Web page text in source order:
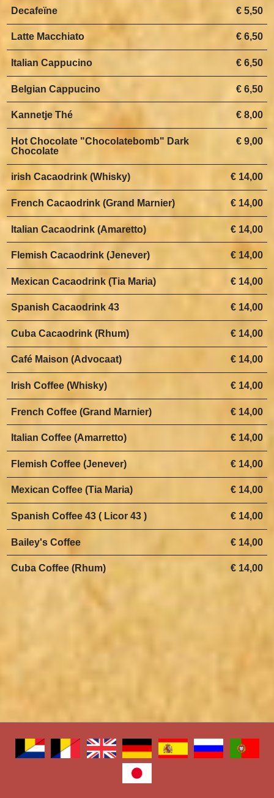
€ 5,50
Decafeïne
€ 6,50
Latte Macchiato
€ 6,50
Italian Cappucino
€ 6,50
Belgian Cappucino
€ 8,00
Kannetje Thé
€ 9,00
Hot Chocolate "Chocolatebomb" Dark
Chocolate
€ 14,00
irish Cacaodrink (Whisky)
€ 14,00
French Cacaodrink (Grand Marnier)
€ 14,00
Italian Cacaodrink (Amaretto)
€ 14,00
Flemish Cacaodrink (Jenever)
€ 14,00
Mexican Cacaodrink (Tia Maria)
€ 14,00
Spanish Cacaodrink 43
€ 14,00
Cuba Cacaodrink (Rhum)
€ 14,00
Café Maison (Advocaat)
€ 14,00
Irish Coffee (Whisky)
€ 14,00
French Coffee (Grand Marnier)
€ 14,00
Italian Coffee (Amarretto)
€ 14,00
Flemish Coffee (Jenever)
€ 14,00
Mexican Coffee (Tia Maria)
€ 14,00
Spanish Coffee 43 ( Licor 43 )
€ 14,00
Bailey's Coffee
€ 14,00
Cuba Coffee (Rhum)